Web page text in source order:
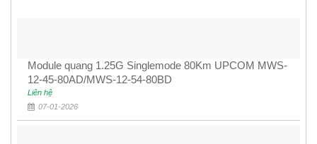
Module quang 1.25G Singlemode 80Km UPCOM MWS-
12-45-80AD/MWS-12-54-80BD
Liên hệ
07-01-2026